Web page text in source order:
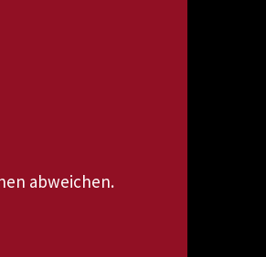
abweichen.